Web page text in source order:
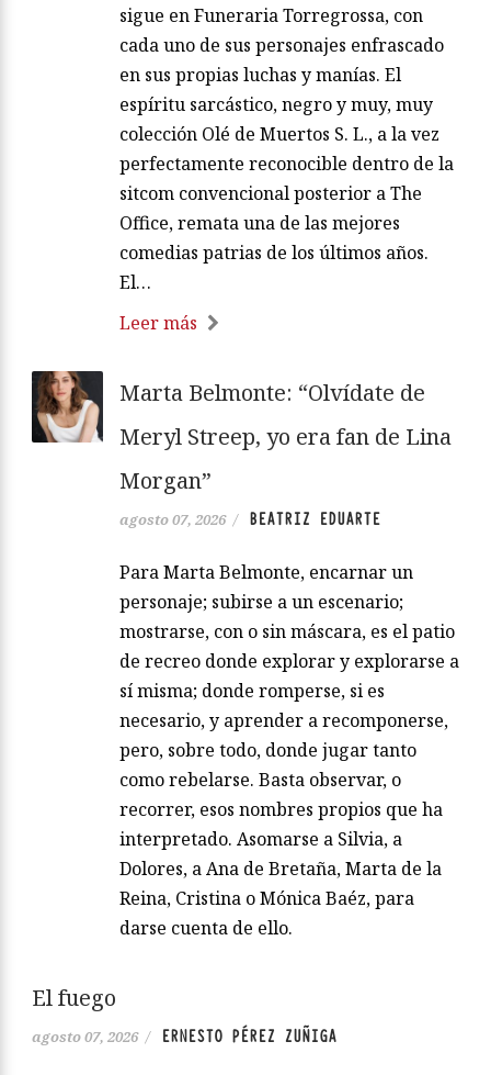
sigue en Funeraria Torregrossa, con
cada uno de sus personajes enfrascado
en sus propias luchas y manías. El
espíritu sarcástico, negro y muy, muy
colección Olé de Muertos S. L., a la vez
perfectamente reconocible dentro de la
sitcom convencional posterior a The
Office, remata una de las mejores
comedias patrias de los últimos años.
El…
Leer más
Marta Belmonte: “Olvídate de
Meryl Streep, yo era fan de Lina
Morgan”
agosto 07, 2026 / BEATRIZ EDUARTE
Para Marta Belmonte, encarnar un
personaje; subirse a un escenario;
mostrarse, con o sin máscara, es el patio
de recreo donde explorar y explorarse a
sí misma; donde romperse, si es
necesario, y aprender a recomponerse,
pero, sobre todo, donde jugar tanto
como rebelarse. Basta observar, o
recorrer, esos nombres propios que ha
interpretado. Asomarse a Silvia, a
Dolores, a Ana de Bretaña, Marta de la
Reina, Cristina o Mónica Baéz, para
darse cuenta de ello.
El fuego
agosto 07, 2026 / ERNESTO PÉREZ ZUÑIGA